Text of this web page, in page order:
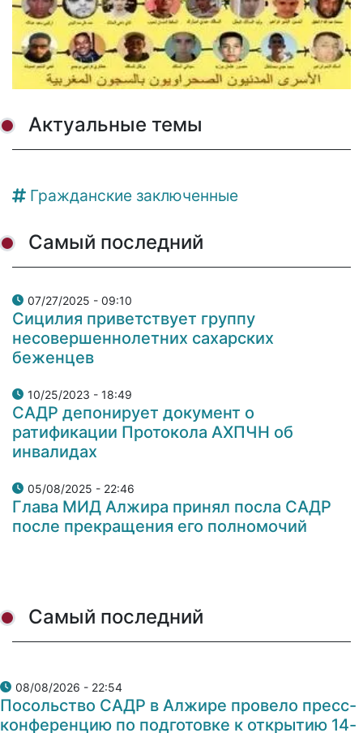
Актуальные темы
Гражданские заключенные
Самый последний
07/27/2025 - 09:10
Сицилия приветствует группу
несовершеннолетних сахарских
беженцев
10/25/2023 - 18:49
САДР депонирует документ о
ратификации Протокола АХПЧН об
инвалидах
05/08/2025 - 22:46
Глава МИД Алжира принял посла САДР
после прекращения его полномочий
Самый последний
08/08/2026 - 22:54
Посольство САДР в Алжире провело пресс-
конференцию по подготовке к открытию 14-